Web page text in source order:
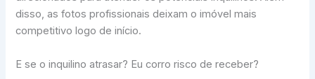
disso, as fotos profissionais deixam o imóvel mais
competitivo logo de início.
E se o inquilino atrasar? Eu corro risco de receber?